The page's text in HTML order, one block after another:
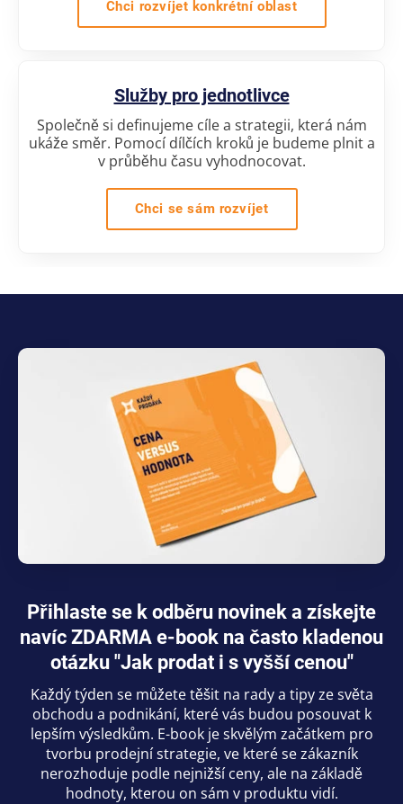
Chci rozvíjet konkrétní oblast
Služby pro jednotlivce
Společně si definujeme cíle a strategii, která nám
ukáže směr. Pomocí dílčích kroků je budeme plnit a
v průběhu času vyhodnocovat.
Chci se sám rozvíjet
Přihlaste se k odběru novinek a získejte
navíc ZDARMA e-book na často kladenou
otázku "Jak prodat i s vyšší cenou"
Každý týden se můžete těšit na rady a tipy ze světa
obchodu a podnikání, které vás budou posouvat k
lepším výsledkům. E-book je skvělým začátkem pro
tvorbu prodejní strategie, ve které se zákazník
nerozhoduje podle nejnižší ceny, ale na základě
hodnoty, kterou on sám v produktu vidí.